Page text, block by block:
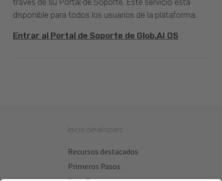
disponible para todos los usuarios de la plataforma.
Entrar al Portal de Soporte de Glob.AI OS
Inicio developers
Recursos destacados
Primeros Pasos